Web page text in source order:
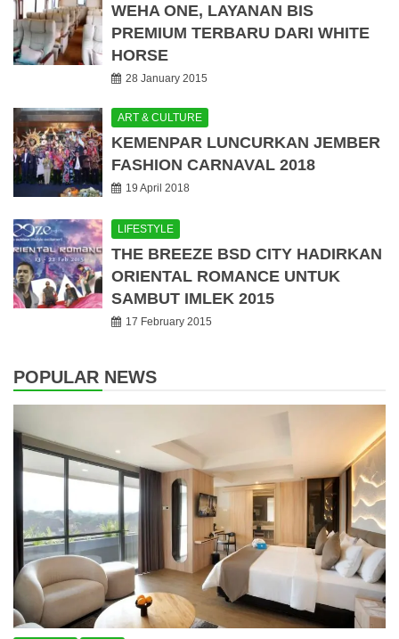
WEHA ONE, LAYANAN BIS
PREMIUM TERBARU DARI WHITE
HORSE
28 January 2015
ART & CULTURE
KEMENPAR LUNCURKAN JEMBER
FASHION CARNAVAL 2018
19 April 2018
LIFESTYLE
THE BREEZE BSD CITY HADIRKAN
ORIENTAL ROMANCE UNTUK
SAMBUT IMLEK 2015
17 February 2015
POPULAR NEWS